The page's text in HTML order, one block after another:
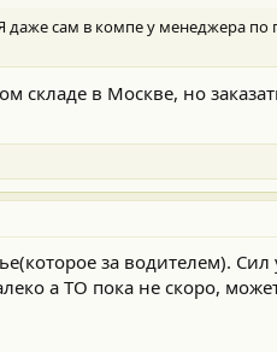
даже сам в компе у менеджера по
складе в Москве, но
за водителем).
а ТО пока не скоро,